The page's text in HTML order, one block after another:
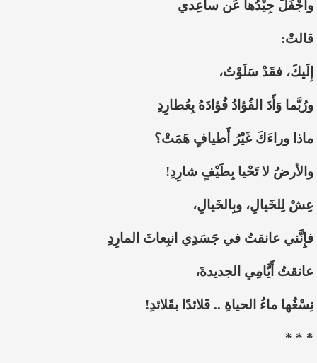
وأَجْفَلَ جِيْدُها عَن ساعِدي
قالتْ:
إِلَيكَ، فقَدْ سَلَوْتُ،
ورُبَّما وَأَدَ الفُؤادُ فُؤادَهُ بِعُطارِدِ
ماذا وراءَكَ غَيْرُ أَطيافٍ هَمَتْ؟
والأرضُ لا تَحْيا بِطَيْفٍ شارِدِ!
عِشْ لِلخَيالِ، وبِالخَيالِ،
فإِنَّني عانقتُ في جَسَدِي انبِعاثَ المارِدِ
عانقتُ أَيَّامِي الجديدةَ،
نِسْغُها ماءُ الحياةِ .. قَلائدًا بقَلائدِ!
* * *